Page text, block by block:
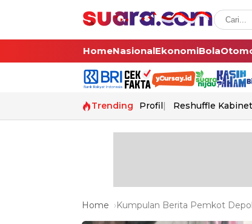
HomeNasionalEkonomiBola
Trending Profil Reshuffle Kabinet
Home Kumpulan Berita Pemkot